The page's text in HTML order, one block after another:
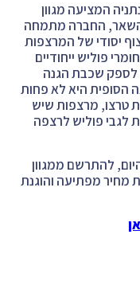
המציעה מגוון
השאר, החברה מתמחה
יסודי של המרצפות
פוליש ייחודיים
לספק שכבת הגנה
הסופית היא לא פחות
טרצו, מרצפות שיש
לגבי פוליש לרצפה
להתרשם ממגוון
מחיר מפתיעה והוגנת